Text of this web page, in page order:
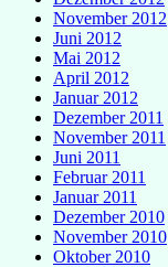
November 2012
Juni 2012
Mai 2012
April 2012
Januar 2012
Dezember 2011
November 2011
Juni 2011
Februar 2011
Januar 2011
Dezember 2010
November 2010
Oktober 2010